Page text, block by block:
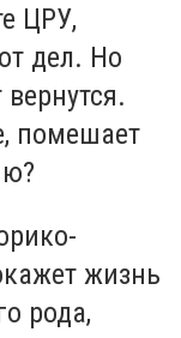
ЦРУ,
дел. Но
помешает
жизнь
рода,